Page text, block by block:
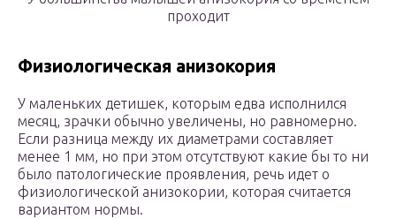
проходит
Физиологическая анизокория
У маленьких детишек, которым едва исполнился
месяц, зрачки обычно увеличены, но равномерно.
Если разница между их диаметрами составляет
менее 1 мм, но при этом отсутствуют какие бы то ни
было патологические проявления, речь идет о
физиологической анизокории, которая считается
вариантом нормы.